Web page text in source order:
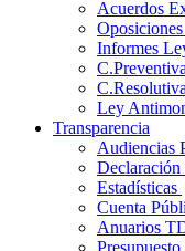
Acuerdos
Informes
Ley
Transparencia
Audiencias
Declaración
Estadísticas
Cuenta
Anuarios